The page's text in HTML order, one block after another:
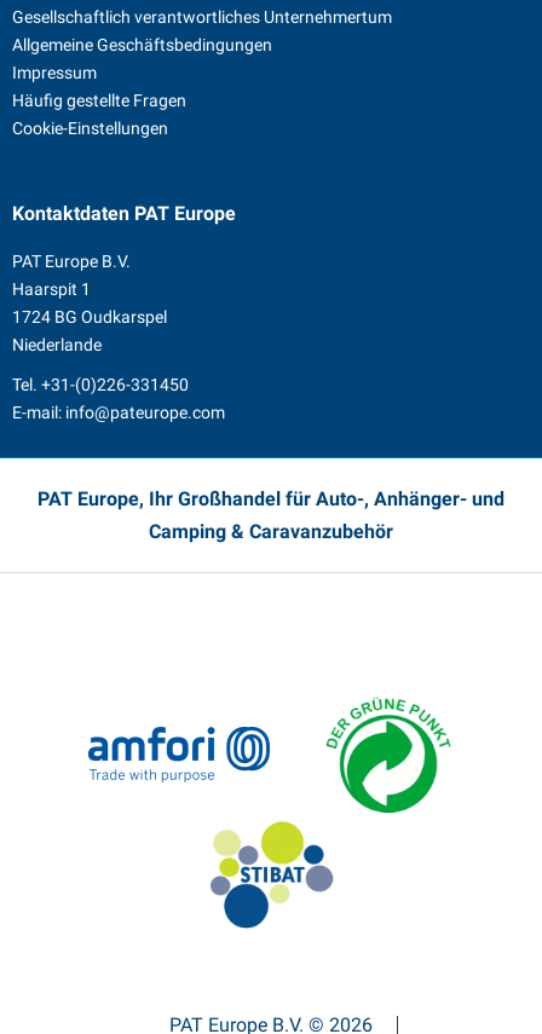
Gesellschaftlich verantwortliches Unternehmertum
Allgemeine Geschäftsbedingungen
Impressum
Häufig gestellte Fragen
Cookie-Einstellungen
Kontaktdaten PAT Europe
PAT Europe B.V.
Haarspit 1
1724 BG Oudkarspel
Niederlande
Tel. +31-(0)226-331450
E-mail: info@pateurope.com
PAT Europe, Ihr Großhandel für Auto-, Anhänger- und
Camping & Caravanzubehör
PAT Europe B.V. © 2026